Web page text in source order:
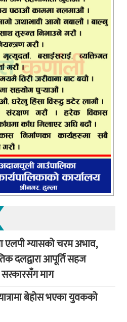
एलपी ग्यासको चरम अभाव,
दलद्वारा आपूर्ति सहज
माग
बेहोस भएका युवकको